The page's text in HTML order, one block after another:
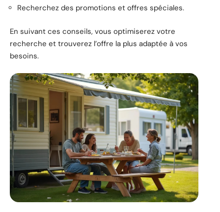
Recherchez des promotions et offres spéciales.
En suivant ces conseils, vous optimiserez votre
recherche et trouverez l’offre la plus adaptée à vos
besoins.